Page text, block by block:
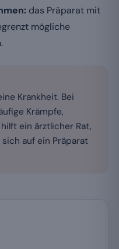
das Präparat mit
mögliche
Krankheit. Bei
Krämpfe,
ein ärztlicher Rat,
auf ein Präparat